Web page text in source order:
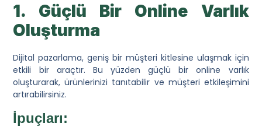
1. Güçlü Bir Online Varlık
Oluşturma
Dijital pazarlama, geniş bir müşteri kitlesine ulaşmak için
etkili bir araçtır. Bu yüzden güçlü bir online varlık
oluşturarak, ürünlerinizi tanıtabilir ve müşteri etkileşimini
artırabilirsiniz.
İpuçları: